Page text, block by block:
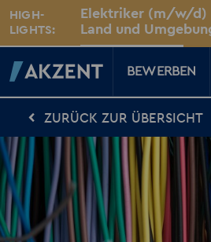
HIGH-
LIGHTS:
Elektriker (m/w/d)
Land und
Thüringen
Für Kandidaten
Karriere-Kompass
News, Tipps & Tricks rund um
Für Unternehmen
Kompass für
News rund um den Arbeitsplatz
Über AKZENT
Für Sie vor Ort
AKZENT-Shop
BEWERBEN
ZURÜCK ZUR ÜBERSICHT